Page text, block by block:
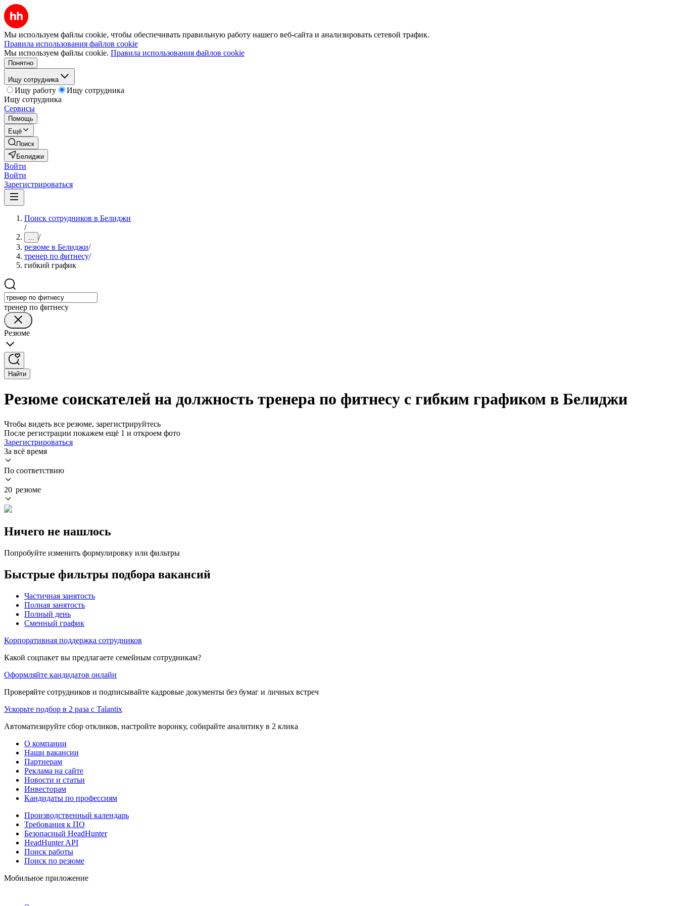
Мы используем файлы cookie, чтобы обеспечивать правильную работу нашего веб-сайта и анализировать сетевой трафик.
Правила использования файлов cookie
Мы используем файлы cookie. Правила использования файлов cookie
Понятно
Ищу сотрудника
Ищу работу
Ищу сотрудника
Ищу сотрудника
Сервисы
Помощь
Ещё
Поиск
Белиджи
Войти
Войти
Зарегистрироваться
Поиск сотрудников в Белиджи
/
... /
резюме в Белиджи/
тренер по фитнесу/
гибкий график
тренер по фитнесу
Резюме
Найти
Резюме соискателей на должность тренера по фитнесу с гибким графиком в Белиджи
Чтобы видеть все резюме, зарегистрируйтесь
После регистрации покажем ещё 1 и откроем фото
Зарегистрироваться
За всё время
По соответствию
20 резюме
Ничего не нашлось
Попробуйте изменить формулировку или фильтры
Быстрые фильтры подбора вакансий
Частичная занятость
Полная занятость
Полный день
Сменный график
Корпоративная поддержка сотрудников
Какой соцпакет вы предлагаете семейным сотрудникам?
Оформляйте кандидатов онлайн
Проверяйте сотрудников и подписывайте кадровые документы без бумаг и личных встреч
Ускорьте подбор в 2 раза с Talantix
Автоматизируйте сбор откликов, настройте воронку, собирайте аналитику в 2 клика
О компании
Наши вакансии
Партнерам
Реклама на сайте
Новости и статьи
Инвесторам
Кандидаты по профессиям
Производственный календарь
Требования к ПО
Безопасный HeadHunter
HeadHunter API
Поиск работы
Поиск по резюме
Мобильное приложение